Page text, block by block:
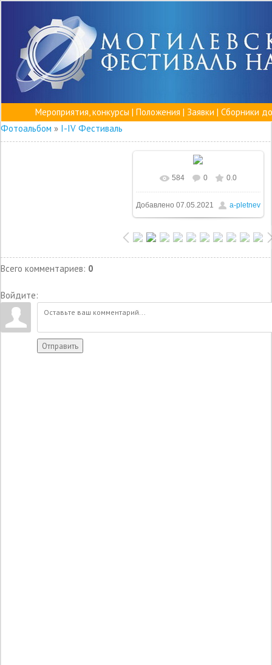
Мероприятия, конкурсы | Положения | Заявки | Сборники
Фотоальбом » I-IV Фестиваль
584 0 0.0
Добавлено 07.05.2021 a-pletnev
Всего комментариев: 0
Войдите:
Отправить